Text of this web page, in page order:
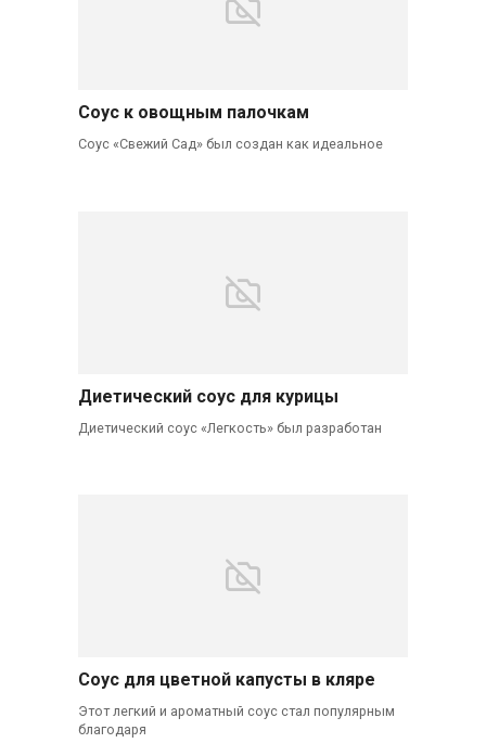
Соус к овощным палочкам
Соус «Свежий Сад» был создан как идеальное
Диетический соус для курицы
Диетический соус «Легкость» был разработан
Соус для цветной капусты в кляре
Этот легкий и ароматный соус стал популярным
благодаря